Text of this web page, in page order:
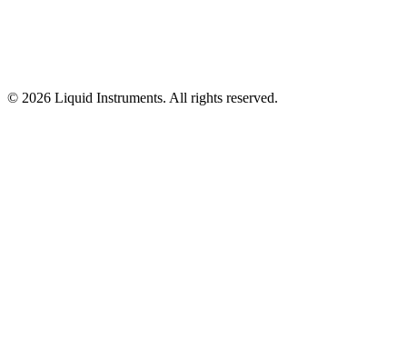
© 2026 Liquid Instruments. All rights reserved.